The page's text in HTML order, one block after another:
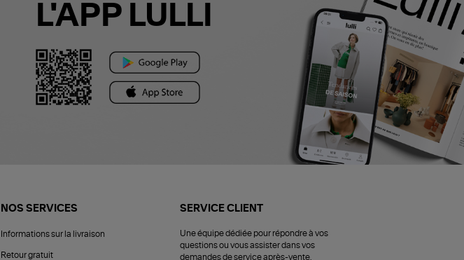
L'APP LULLI
NOS SERVICES
Informations sur la livraison
Retour gratuit
SERVICE CLIENT
Une équipe dédiée pour répondre à vos
questions ou vous assister dans vos
demandes de service après-vente.